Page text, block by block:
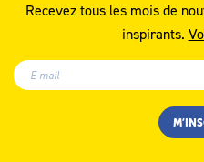
Recevez tous les mois de
inspirants.